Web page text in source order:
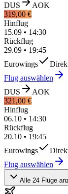
DUS
AOK
319,00 €
Hinflug
15.09 • 14:30
Rückflug
29.09 • 19:45
Eurowings
Flug auswählen
DUS
AOK
321,00 €
Hinflug
06.10 • 14:30
Rückflug
20.10 • 19:45
Eurowings
Flug auswählen
Alle 24 Flüge